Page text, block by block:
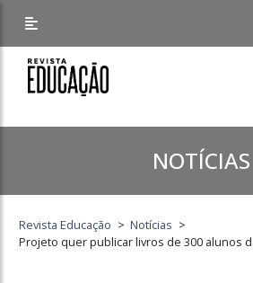
NOTÍCIAS
Revista Educação > Notícias >
Projeto quer publicar livros de 300 alunos